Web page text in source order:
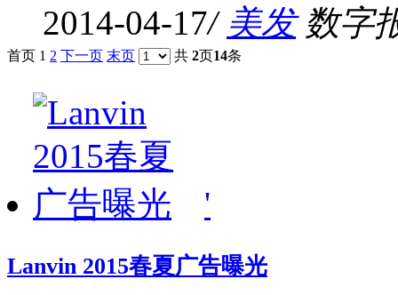
2014-04-17/ 美发 数字
首页 1 2 下一页 末页 共 2页14条
'
Lanvin 2015春夏广告曝光